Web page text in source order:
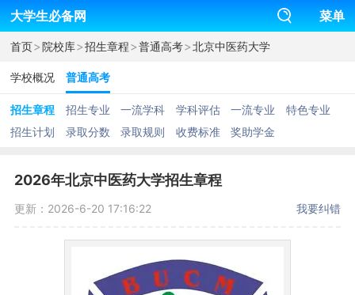
大学生必备网 菜单
首页>院校库>招生章程>普通高考>北京中医药大学
学校概况 普通高考
招生章程 招生专业 一流学科 学科评估 一流专业
特色专业
招生计划
录取分数 录取规则 收费标准 奖助学金
2026年北京中医药大学招生章程
更新：2026-6-20 17:16:22 我要纠错